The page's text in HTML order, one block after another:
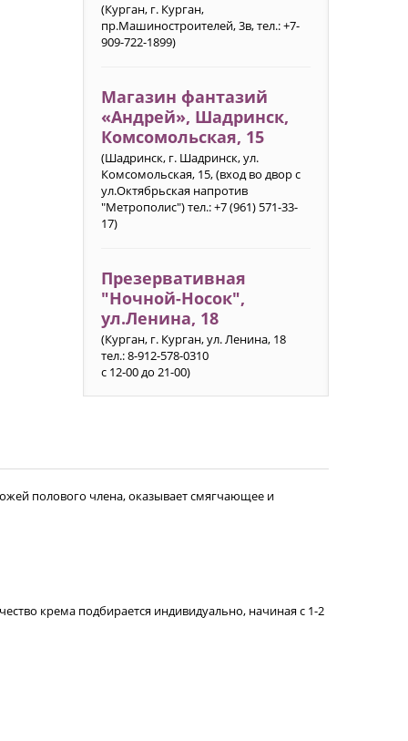
(Курган, г. Курган,
пр.Машиностроителей, 3в, тел.: +7-
909-722-1899)
Магазин фантазий
«Андрей», Шадринск,
Комсомольская, 15
(Шадринск, г. Шадринск, ул.
Комсомольская, 15, (вход во двор с
ул.Октябрьская напротив
"Метрополис") тел.: +7 (961) 571-33-
17)
Презервативная
"Ночной-Носок",
ул.Ленина, 18
(Курган, г. Курган, ул. Ленина, 18
тел.: 8-912-578-0310
с 12-00 до 21-00)
полового члена, оказывает смягчающее и
крема подбирается индивидуально, начиная с 1-2